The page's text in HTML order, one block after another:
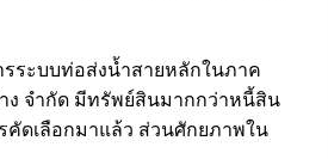
ระบบท่อส่งน้ำสายหลักในภาค
ง จำกัด มีทรัพย์สินมากกว่าหนี้สิน
คัดเลือกมาแล้ว ส่วนศักยภาพใน